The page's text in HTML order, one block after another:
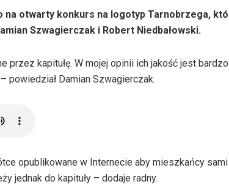
na otwarty konkurs na logotyp Tarnobrzega,
Szwagierczak i Robert Niedbałowski.
przez kapitułę. W mojej opinii ich jakość jest
powiedział Damian Szwagierczak.
opublikowane w Internecie aby mieszkańcy
jednak do kapituły – dodaje radny.